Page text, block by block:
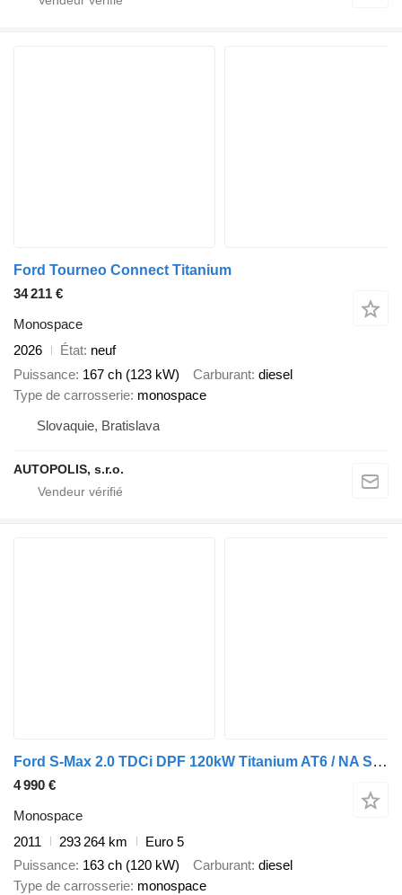
Ford Tourneo Connect Titanium
34 211 €
Monospace
2026
État neuf
Puissance 167 ch (123 kW) Carburant diesel
Type de carrosserie monospace
Slovaquie, Bratislava
AUTOPOLIS, s.r.o.
Ford S-Max 2.0 TDCi DPF 120kW Titanium AT6 / NA SPLÁTKY / NA PROTIÚČE
4 990 €
Monospace
2011
293 264 km
Euro 5
Puissance 163 ch (120 kW) Carburant diesel
Type de carrosserie monospace